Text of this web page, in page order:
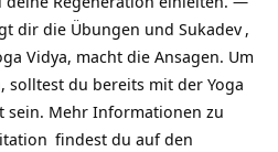
dir die Übungen und Sukadev ,
Vidya, macht die Ansagen. Um
solltest du bereits mit der Yoga
sein. Mehr Informationen zu
findest du auf den